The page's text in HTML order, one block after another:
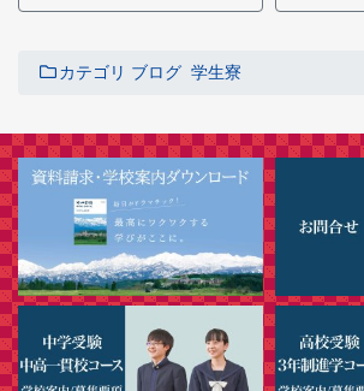
カテゴリ ブログ 学生寮